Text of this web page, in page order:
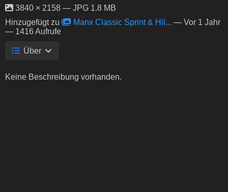
3840 × 2158 — JPG 1.8 MB
Hinzugefügt zu
Manx Classic Sprint & Hil... — Vor 1 Jahr
— 1416 Aufrufe
Über
Keine Beschreibung vorhanden.